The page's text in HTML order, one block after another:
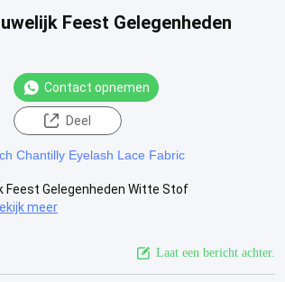
Feest Gelegenheden
Contact opnemen
Deel
Chantilly Eyelash Lace Fabric
Feest Gelegenheden Witte Stof
meer
Laat een bericht achter.